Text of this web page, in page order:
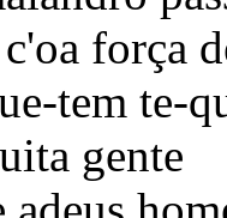
força
tem te-
gente